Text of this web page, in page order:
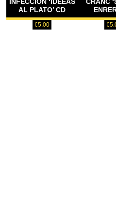
INFECCION ‘IDEEAS
AL PLATO’ CD
€5.00
CRANC
€